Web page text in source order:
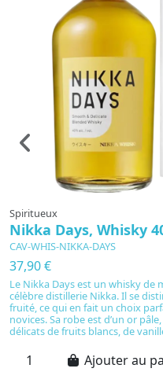
Spiritueux
Nikka Days, Whisky
CAV-WHIS-NIKKA-DAYS
37,90 €
Le Nikka Days est un whisky de
célèbre distillerie Nikka. Il se
fruité, ce qui en fait un choix
novices. Sa robe est d’un or
délicats de fruits blancs, de
Ajouter au